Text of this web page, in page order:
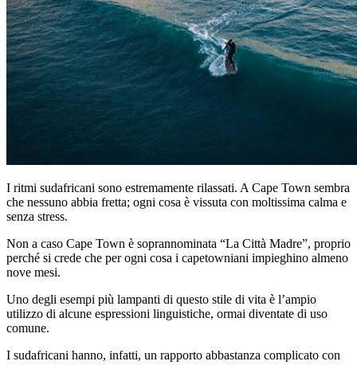
I ritmi sudafricani sono estremamente rilassati. A Cape Town sembra
che nessuno abbia fretta; ogni cosa è vissuta con moltissima calma e
senza stress.
Non a caso Cape Town è soprannominata “La Città Madre”, proprio
perché si crede che per ogni cosa i capetowniani impieghino almeno
nove mesi.
Uno degli esempi più lampanti di questo stile di vita è l’ampio
utilizzo di alcune espressioni linguistiche, ormai diventate di uso
comune.
I sudafricani hanno, infatti, un rapporto abbastanza complicato con